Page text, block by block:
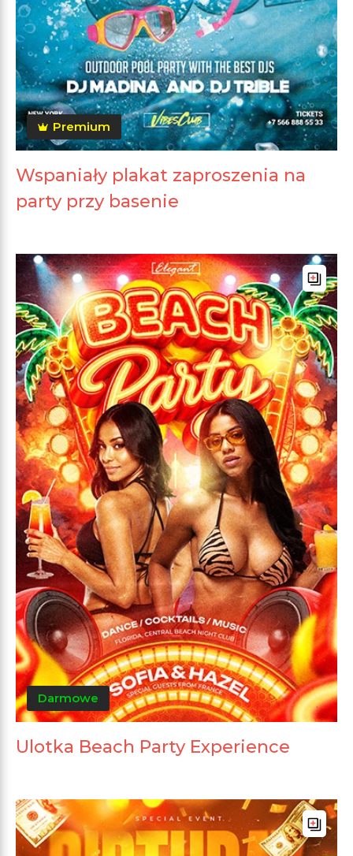
Premium
Wspaniały plakat zaproszenia na
party przy basenie
Darmowe
Ulotka Beach Party Experience